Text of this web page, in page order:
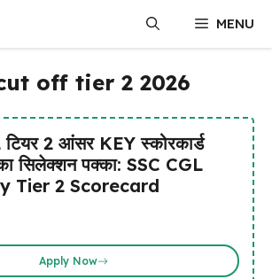
MENU
off tier 2 2026
2 आंसर KEY स्कोरकार्ड
सिलेक्शन पक्का: SSC CGL
Tier 2 Scorecard
Apply Now